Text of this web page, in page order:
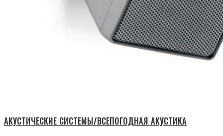
АКУСТИЧЕСКИЕ СИСТЕМЫ/ВСЕПОГОДНАЯ АКУСТИКА